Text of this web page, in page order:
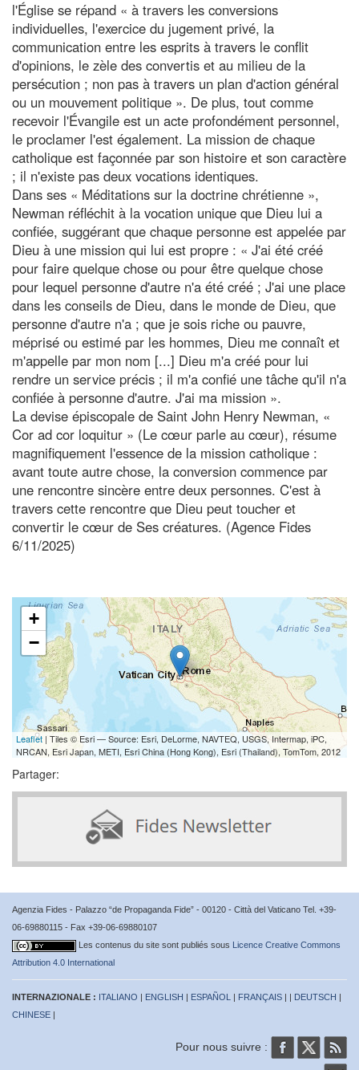
l'Église se répand « à travers les conversions
individuelles, l'exercice du jugement privé, la
communication entre les esprits à travers le conflit
d'opinions, le zèle des convertis et au milieu de la
persécution ; non pas à travers un plan d'action général
ou un mouvement politique ». De plus, tout comme
recevoir l'Évangile est un acte profondément personnel,
le proclamer l'est également. La mission de chaque
catholique est façonnée par son histoire et son caractère
; il n'existe pas deux vocations identiques.
Dans ses « Méditations sur la doctrine chrétienne »,
Newman réfléchit à la vocation unique que Dieu lui a
confiée, suggérant que chaque personne est appelée par
Dieu à une mission qui lui est propre : « J'ai été créé
pour faire quelque chose ou pour être quelque chose
pour lequel personne d'autre n'a été créé ; J'ai une place
dans les conseils de Dieu, dans le monde de Dieu, que
personne d'autre n'a ; que je sois riche ou pauvre,
méprisé ou estimé par les hommes, Dieu me connaît et
m'appelle par mon nom [...] Dieu m'a créé pour lui
rendre un service précis ; il m'a confié une tâche qu'il n'a
confiée à personne d'autre. J'ai ma mission ».
La devise épiscopale de Saint John Henry Newman, «
Cor ad cor loquitur » (Le cœur parle au cœur), résume
magnifiquement l'essence de la mission catholique :
avant toute autre chose, la conversion commence par
une rencontre sincère entre deux personnes. C'est à
travers cette rencontre que Dieu peut toucher et
convertir le cœur de Ses créatures. (Agence Fides
6/11/2025)
+
−
Leaflet | Tiles © Esri — Source: Esri, DeLorme, NAVTEQ, USGS, Intermap, iPC,
NRCAN, Esri Japan, METI, Esri China (Hong Kong), Esri (Thailand), TomTom, 2012
Partager:
Agenzia Fides - Palazzo “de Propaganda Fide” - 00120 - Città del Vaticano Tel. +39-
06-69880115 - Fax +39-06-69880107
Les contenus du site sont publiés sous Licence Creative Commons
Attribution 4.0 International
INTERNAZIONALE : ITALIANO | ENGLISH | ESPAÑOL | FRANÇAIS | | DEUTSCH |
CHINESE |
Pour nous suivre :